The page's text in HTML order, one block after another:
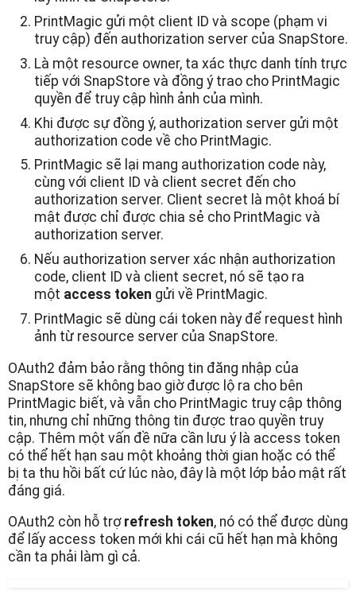
PrintMagic gửi một client ID và scope (phạm vi
truy cập) đến authorization server của SnapStore.
Là một resource owner, ta xác thực danh tính trực
tiếp với SnapStore và đồng ý trao cho PrintMagic
quyền để truy cập hình ảnh của mình.
Khi được sự đồng ý, authorization server gửi một
authorization code về cho PrintMagic.
PrintMagic sẽ lại mang authorization code này,
cùng với client ID và client secret đến cho
authorization server. Client secret là một khoá bí
mật được chỉ được chia sẻ cho PrintMagic và
authorization server.
Nếu authorization server xác nhận authorization
code, client ID và client secret, nó sẽ tạo ra
một access token gửi về PrintMagic.
PrintMagic sẽ dùng cái token này để request hình
ảnh từ resource server của SnapStore.
OAuth2 đảm bảo rằng thông tin đăng nhập của
SnapStore sẽ không bao giờ được lộ ra cho bên
PrintMagic biết, và vẫn cho PrintMagic truy cập thông
tin, nhưng chỉ những thông tin được trao quyền truy
cập. Thêm một vấn đề nữa cần lưu ý là access token
có thể hết hạn sau một khoảng thời gian hoặc có thể
bị ta thu hồi bất cứ lúc nào, đây là một lớp bảo mật rất
đáng giá.
OAuth2 còn hỗ trợ refresh token, nó có thể được dùng
để lấy access token mới khi cái cũ hết hạn mà không
cần ta phải làm gì cả.